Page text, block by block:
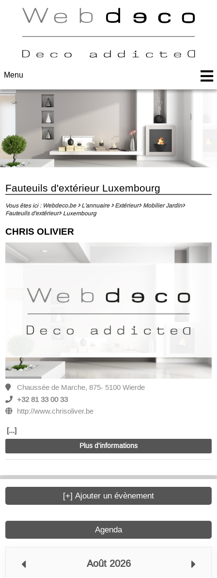
Menu
Fauteuils d'extérieur Luxembourg
Vous êtes ici : Webdeco.be L'annuaire Extérieur
Mobilier Jardin
Fauteuils d'extérieur
Luxembourg
CHRIS OLIVIER
Chaussée de Marche, 875- 5100 Wierde
+32 81 33 00 33
http://www.chrisoliver.be
[...]
Plus d'informations
Agenda
Août 2026
[+] Ajouter un évènement